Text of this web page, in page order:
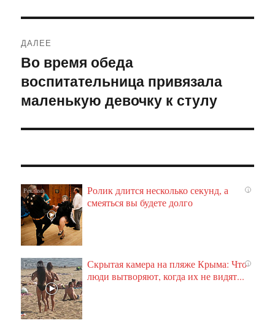
ДАЛЕЕ
Следующая
запись:
Во время обеда
воспитательница привязала
маленькую девочку к стулу
i
Ролик длится несколько секунд, а
смеяться вы будете долго
i
Скрытая камера на пляже Крыма: Что
люди вытворяют, когда их не видят...